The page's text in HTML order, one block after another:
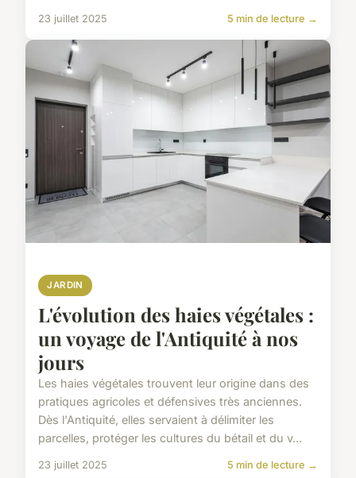
23 juillet 2025 5 min de lecture →
JARDIN
L'évolution des haies végétales :
un voyage de l'Antiquité à nos
jours
Les haies végétales trouvent leur origine dans des
pratiques agricoles et défensives très anciennes.
Dès l'Antiquité, elles servaient à délimiter les
parcelles, protéger les cultures du bétail et du v...
23 juillet 2025 5 min de lecture →